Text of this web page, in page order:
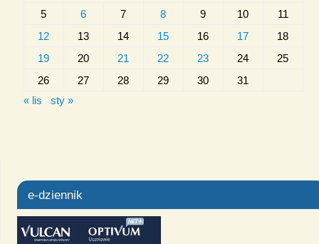
5
6 7 8 9 10
11
12
13 14 15 16 17
18
19
20 21 22 23 24
25
26
27 28 29 30
31
« lis
sty »
e-dziennik